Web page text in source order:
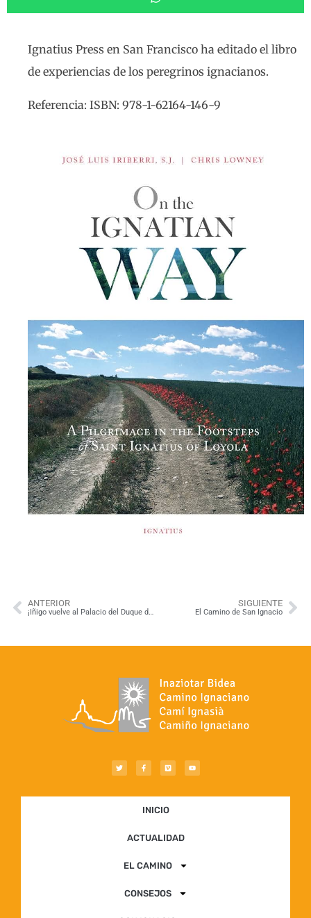
Ignatius Press en San Francisco ha editado el libro
de experiencias de los peregrinos ignacianos.
Referencia: ISBN: 978-1-62164-146-9
ANTERIOR
¡Iñigo vuelve al Palacio del Duque de Nájera en Navarrete!
SIGUIENTE
El Camino de San Ignacio
INICIO
ACTUALIDAD
EL CAMINO
CONSEJOS